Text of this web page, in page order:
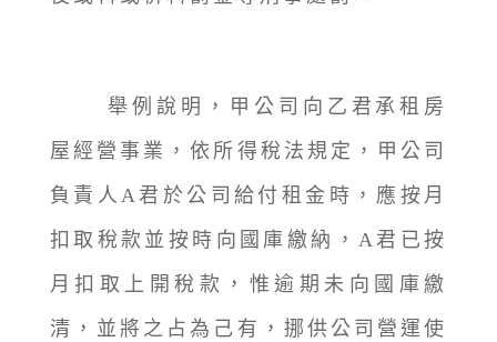
舉例說明，甲公司向乙君承租房
屋經營事業，依所得稅法規定，甲公司
負責人A君於公司給付租金時，應按月
扣取稅款並按時向國庫繳納，A君已按
月扣取上開稅款，惟逾期未向國庫繳
清，並將之占為己有，挪供公司營運使